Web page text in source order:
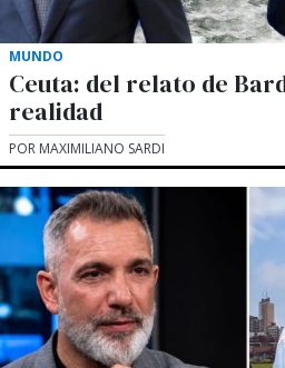
MUNDO
Ceuta: del relato de
realidad
POR MAXIMILIANO SARDI